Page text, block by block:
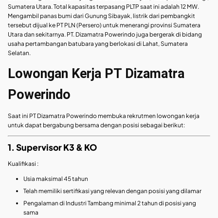
Sumatera Utara. Total kapasitas terpasang PLTP saat ini adalah 12 MW.
Mengambil panas bumi dari Gunung Sibayak, listrik dari pembangkit
tersebut dijual ke PT PLN (Persero) untuk menerangi provinsi Sumatera
Utara dan sekitarnya. PT. Dizamatra Powerindo juga bergerak di bidang
usaha pertambangan batubara yang berlokasi di Lahat, Sumatera
Selatan.
Lowongan Kerja PT Dizamatra
Powerindo
Saat ini PT Dizamatra Powerindo membuka rekrutmen lowongan kerja
untuk dapat bergabung bersama dengan posisi sebagai berikut:
1. Supervisor K3 & KO
Kualifikasi :
Usia maksimal 45 tahun
Telah memiliki sertifikasi yang relevan dengan posisi yang dilamar
Pengalaman di Industri Tambang minimal 2 tahun di posisi yang
sama